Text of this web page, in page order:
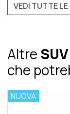
VEDI TUTTE
Altre
che
NUOVA